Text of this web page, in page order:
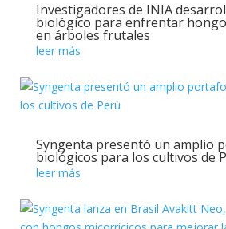
Investigadores de INIA
biológico para enfrentar
en árboles frutales
leer más
Syngenta presentó un amplio
biológicos para los cultivos de
leer más